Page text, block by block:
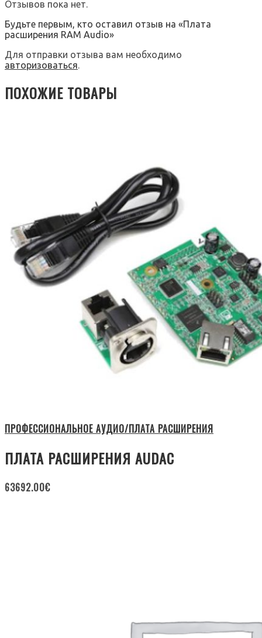
Отзывов пока нет.
Будьте первым, кто оставил отзыв на «Плата
расширения RAM Audio»
Для отправки отзыва вам необходимо
авторизоваться.
ПОХОЖИЕ ТОВАРЫ
ПРОФЕССИОНАЛЬНОЕ АУДИО/ПЛАТА РАСШИРЕНИЯ
ПЛАТА РАСШИРЕНИЯ AUDAC
63692.00€